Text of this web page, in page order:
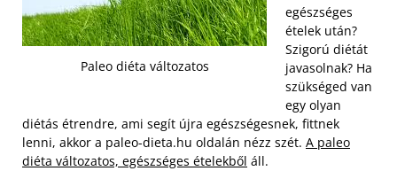
Paleo diéta változatos
egészséges
ételek után?
Szigorú diétát
javasolnak? Ha
szükséged van
egy olyan
diétás étrendre, ami segít újra egészségesnek, fittnek
lenni, akkor a paleo-dieta.hu oldalán nézz szét. A paleo
diéta változatos, egészséges ételekből áll.